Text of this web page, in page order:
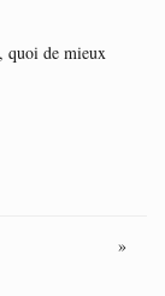
quoi de mieux
»